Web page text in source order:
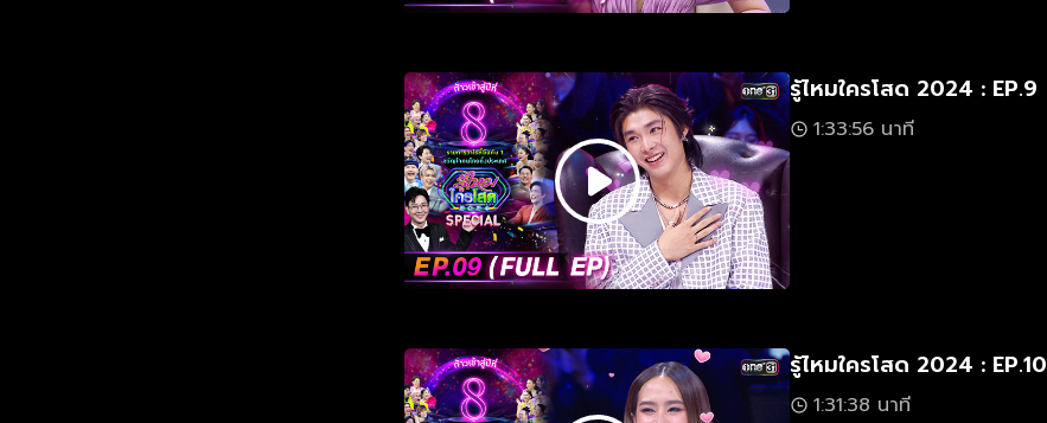
รู้ไหมใครโสด 2024 : EP.9
1:33:56 นาที
รู้ไหมใครโสด 2024 : EP.10
1:31:38 นาที